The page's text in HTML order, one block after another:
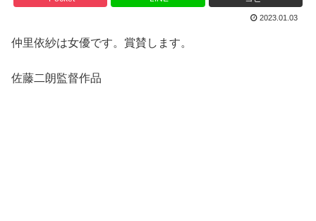
2023.01.03
仲里依紗は女優です。賞賛します。
佐藤二朗監督作品